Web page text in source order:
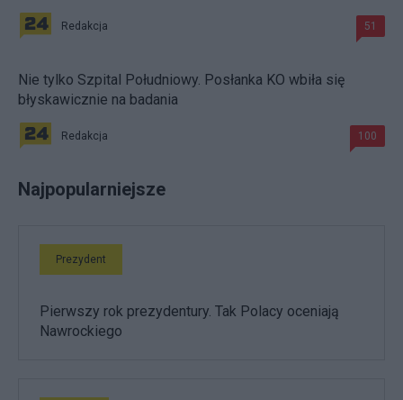
Redakcja 51
Nie tylko Szpital Południowy. Posłanka KO wbiła się
błyskawicznie na badania
Redakcja 100
Najpopularniejsze
Prezydent
Pierwszy rok prezydentury. Tak Polacy oceniają
Nawrockiego